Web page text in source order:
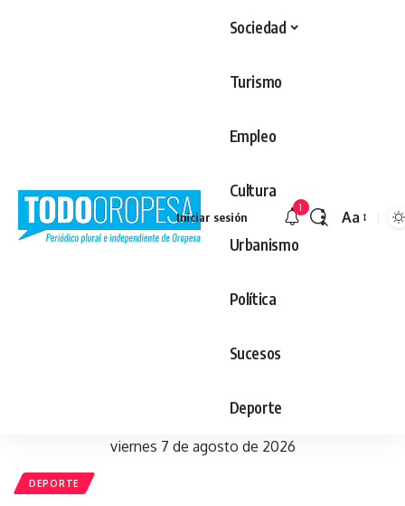
Sociedad
Turismo
Empleo
Cultura
Urbanismo
Política
Sucesos
Deporte
Iniciar sesión
1
Aa
viernes 7 de agosto de 2026
DEPORTE